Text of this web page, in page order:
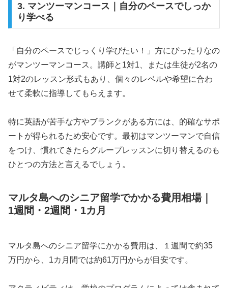
3. マンツーマンコース｜自分のペースでしっか
り学べる
「自分のペースでじっくり学びたい！」方にぴったりなの
がマンツーマンコース。講師と1対1、または生徒が2名の
1対2のレッスン形式もあり、個々のレベルや希望に合わ
せて柔軟に指導してもらえます。
特に英語が苦手な方やブランクがある方には、的確なサポ
ートが得られるため安心です。最初はマンツーマンで自信
をつけ、慣れてきたらグループレッスンに切り替えるのも
ひとつの方法と言えるでしょう。
マルタ島へのシニア留学でかかる費用相場｜
1週間・2週間・1カ月
マルタ島へのシニア留学にかかる費用は、１週間で約35
万円から、1カ月間では約61万円からが目安です。